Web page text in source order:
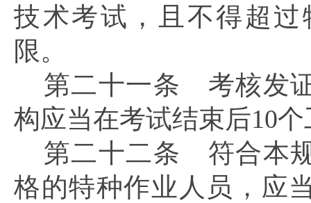
技术考试，且不得超
限。
第二十一条 考核发
构应当在考试结束后10
第二十二条 符合本
格的特种作业人员，应